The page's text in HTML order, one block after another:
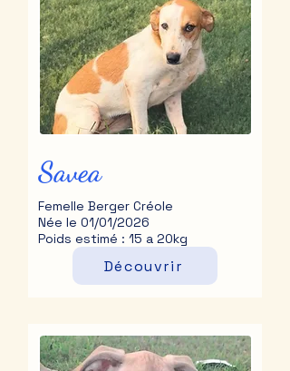
Savea
Femelle Berger Créole
Née le 01/01/2026
Poids estimé : 15 a 20kg
Découvrir